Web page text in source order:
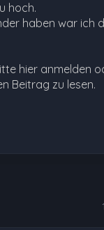
hoch.
haben war ich
hier anmelden
Beitrag zu lesen.